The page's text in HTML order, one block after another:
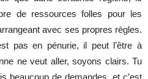
de ressources folles pour les
avec ses propres règles.
pas en pénurie, il peut l’être à
ne veut aller, soyons clairs. Tu
beaucoup de demandes, et c’est